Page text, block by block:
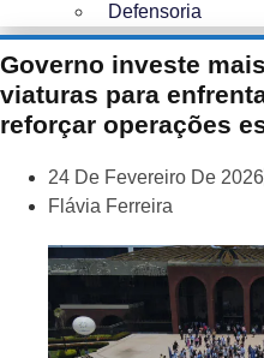
Defensoria
Governo investe
viaturas para
reforçar operações
24 De Fevereiro De 2026
Flávia Ferreira